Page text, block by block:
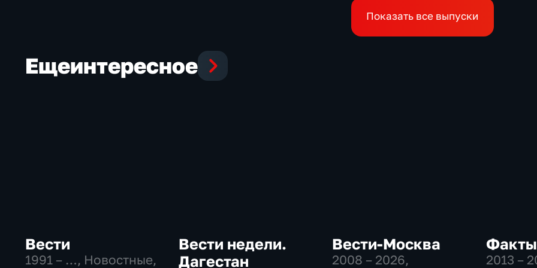
Показать все выпуски
Ещеинтересное
Вести
1991 – …, Новостные,
Вести недели.
Дагестан
Вести-Москва
2008 – 2026,
Факты
2013 –